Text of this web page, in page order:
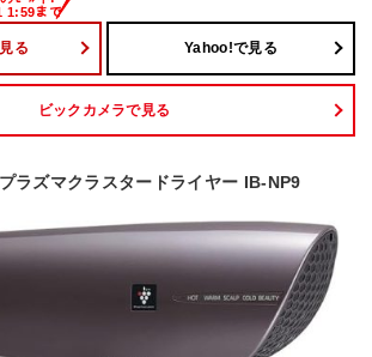
る Yahoo!で見る
ビックカメラで見る
ラズマクラスタードライヤー IB-NP9